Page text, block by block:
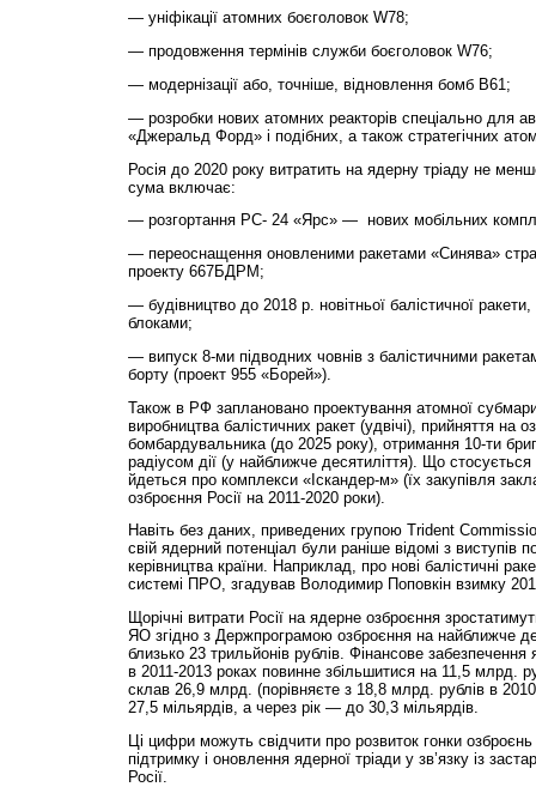
— уніфікації атомних боєголовок W78;
— продовження термінів служби боєголовок W76;
— модернізації або, точніше, відновлення бомб B61;
— розробки нових атомних реакторів спеціально для
«Джеральд Форд» і подібних, а також стратегічних
Росія до 2020 року витратить на ядерну тріаду не
сума включає:
— розгортання РС- 24 «Ярс» — нових мобільних
— переоснащення оновленими ракетами «Синява»
проекту 667БДРМ;
— будівництво до 2018 р. новітньої балістичної
блоками;
— випуск 8-ми підводних човнів з балістичними
борту (проект 955 «Борей»).
Також в РФ заплановано проектування атомної
виробництва балістичних ракет (удвічі), прийняття на
бомбардувальника (до 2025 року), отримання 10-ти
радіусом дії (у найближче десятиліття). Що
йдеться про комплекси «Іскандер-м» (їх закупівля
озброєння Росії на 2011-2020 роки).
Навіть без даних, приведених групою Trident
свій ядерний потенціал були раніше відомі з виступів
керівництва країни. Наприклад, про нові балістичні
системі ПРО, згадував Володимир Поповкін взимку
Щорічні витрати Росії на ядерне озброєння
ЯО згідно з Держ­програмою озброєння на найближче
близько 23 трильйонів рублів. Фінансове
в 2011-2013 роках повинне збільшитися на 11,5 млрд.
склав 26,9 млрд. (порівняєте з 18,8 млрд. рублів в
27,5 мільярдів, а через рік — до 30,3 міль­ярдів.
Ці цифри можуть свідчити про розвиток гонки
підтримку і оновлення ядерної тріади у зв’язку із
Росії.